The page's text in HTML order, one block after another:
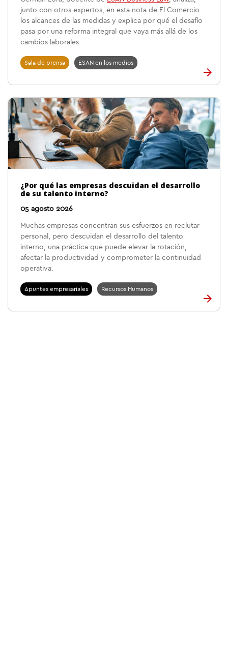
junto con otros expertos, en esta nota de El Comercio
los alcances de las medidas y explica por qué el desafío
pasa por una reforma integral que vaya más allá de los
cambios laborales.
Sala de prensa ESAN en los medios
¿Por qué las empresas descuidan el desarrollo
de su talento interno?
05 agosto 2026
Muchas empresas concentran sus esfuerzos en reclutar
personal, pero descuidan el desarrollo del talento
interno, una práctica que puede elevar la rotación,
afectar la productividad y comprometer la continuidad
operativa.
Apuntes empresariales Recursos Humanos